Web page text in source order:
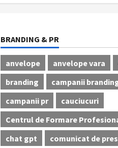
BRANDING & PR
anvelope anvelope vara
branding
campanii
campanii pr
cauciucuri
Centrul de Formare
chat gpt
comunicat de